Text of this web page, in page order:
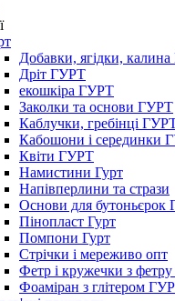
Добавки, ягідки,
Дріт ГУРТ
екошкіра ГУРТ
Заколки та основи ГУРТ
Каблучки, гребінці
Кабошони і серединки
Квіти ГУРТ
Намистини Гурт
Напівперлини та стрази
Основи для бутоньєрок
Пінопласт Гурт
Помпони Гурт
Стрічки і мереживо опт
Фетр і кружечки з
Фоаміран з глітером